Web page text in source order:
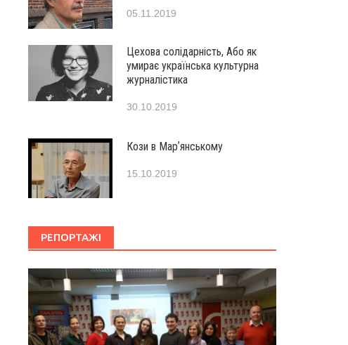
05.11.2019
Цехова солідарність, Або як
умирає українська культурна
журналістика
30.10.2019
Кози в Марʼянському
15.10.2019
РЕПОРТАЖІ